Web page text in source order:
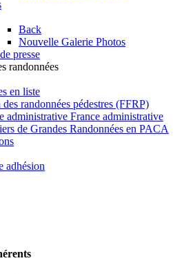
Back
Nouvelle Galerie Photos
presse
randonnées
en liste
randonnées pédestres (FFRP)
France administrative
de Grandes Randonnées en PACA
adhésion